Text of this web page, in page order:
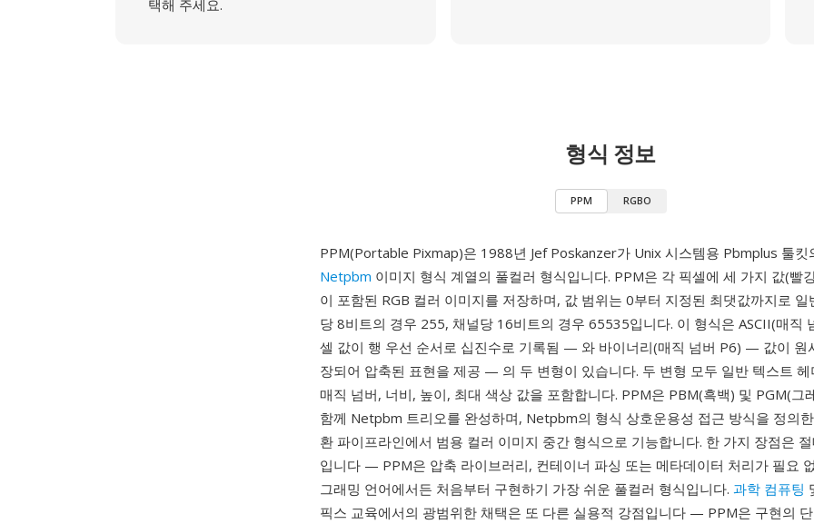
택해 주세요.
형식 정보
PPM RGBO
PPM(Portable Pixmap)은 1988년 Jef Poskanzer가 Unix 시스템용 Pbmplus 툴킷
Netpbm 이미지 형식 계열의 풀컬러 형식입니다. PPM은 각 픽셀에 세 가지 값(빨
이 포함된 RGB 컬러 이미지를 저장하며, 값 범위는 0부터 지정된 최댓값까지로 일
당 8비트의 경우 255, 채널당 16비트의 경우 65535입니다. 이 형식은 ASCII(매직
셀 값이 행 우선 순서로 십진수로 기록됨 — 와 바이너리(매직 넘버 P6) — 값이 원
장되어 압축된 표현을 제공 — 의 두 변형이 있습니다. 두 변형 모두 일반 텍스트 헤
매직 넘버, 너비, 높이, 최대 색상 값을 포함합니다. PPM은 PBM(흑백) 및 PGM(그
함께 Netpbm 트리오를 완성하며, Netpbm의 형식 상호운용성 접근 방식을 정의
환 파이프라인에서 범용 컬러 이미지 중간 형식으로 기능합니다. 한 가지 장점은
입니다 — PPM은 압축 라이브러리, 컨테이너 파싱 또는 메타데이터 처리가 필요
그래밍 언어에서든 처음부터 구현하기 가장 쉬운 풀컬러 형식입니다. 과학 컴퓨팅
픽스 교육에서의 광범위한 채택은 또 다른 실용적 강점입니다 — PPM은 구현의